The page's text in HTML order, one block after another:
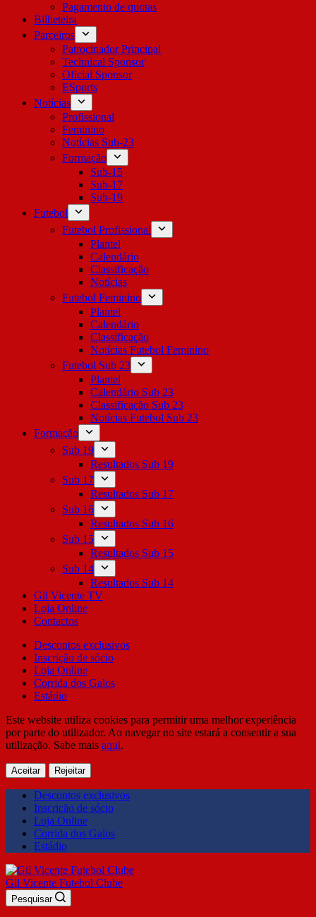
Pagamento de quotas
Bilheteira
Parceiros
Patrocinador Principal
Technical Sponsor
Oficial Sponsor
ESports
Notícias
Profissional
Feminino
Notícias Sub-23
Formação
Sub-15
Sub-17
Sub-19
Futebol
Futebol Profissional
Plantel
Calendário
Classificação
Notícias
Futebol Feminino
Plantel
Calendário
Classificação
Notícias Futebol Feminino
Futebol Sub 23
Plantel
Calendário Sub 23
Classificação Sub 23
Notícias Futebol Sub 23
Formação
Sub 19
Resultados Sub 19
Sub 17
Resultados Sub 17
Sub 16
Resultados Sub 16
Sub 15
Resultados Sub 15
Sub 14
Resultados Sub 14
Gil Vicente TV
Loja Online
Contactos
Descontos exclusivos
Inscrição de sócio
Loja Online
Corrida dos Galos
Estádio
Este website utiliza cookies para permitir uma melhor experiência
por parte do utilizador. Ao navegar no site estará a consentir a sua
utilização. Sabe mais aqui.
Aceitar Rejeitar
Descontos exclusivos
Inscrição de sócio
Loja Online
Corrida dos Galos
Estádio
Gil Vicente Futebol Clube
Pesquisar